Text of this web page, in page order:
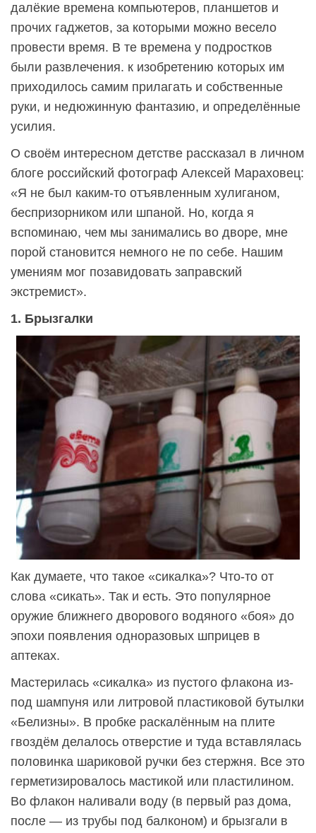
далёкие времена компьютеров, планшетов и
прочих гаджетов, за которыми можно весело
провести время. В те времена у подростков
были развлечения. к изобретению которых им
приходилось самим прилагать и собственные
руки, и недюжинную фантазию, и определённые
усилия.
О своём интересном детстве рассказал в личном
блоге российский фотограф Алексей Мараховец:
«Я не был каким-то отъявленным хулиганом,
беспризорником или шпаной. Но, когда я
вспоминаю, чем мы занимались во дворе, мне
порой становится немного не по себе. Нашим
умениям мог позавидовать заправский
экстремист».
1. Брызгалки
Как думаете, что такое «сикалка»? Что-то от
слова «сикать». Так и есть. Это популярное
оружие ближнего дворового водяного «боя» до
эпохи появления одноразовых шприцев в
аптеках.
Мастерилась «сикалка» из пустого флакона из-
под шампуня или литровой пластиковой бутылки
«Белизны». В пробке раскалённым на плите
гвоздём делалось отверстие и туда вставлялась
половинка шариковой ручки без стержня. Все это
герметизировалось мастикой или пластилином.
Во флакон наливали воду (в первый раз дома,
после — из трубы под балконом) и брызгали в